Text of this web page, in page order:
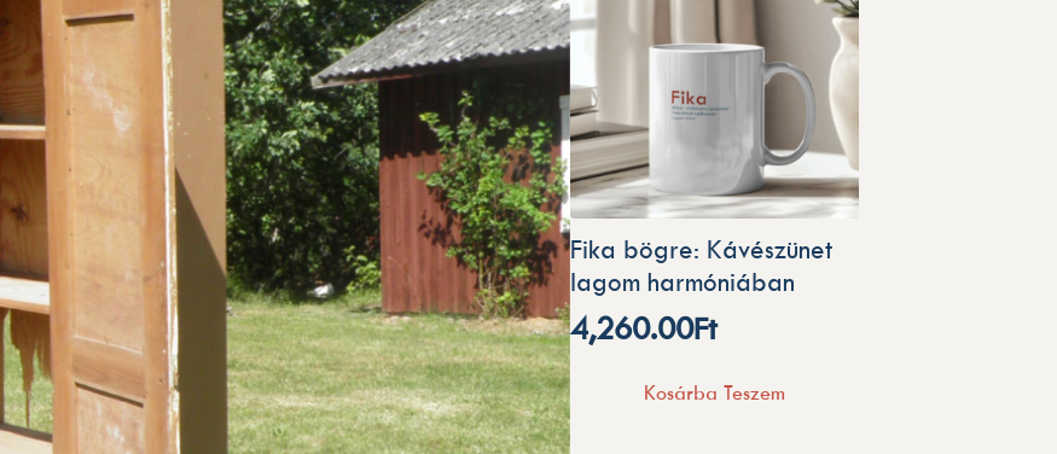
Fika bögre: Kávészünet
lagom harmóniában
4,260.00Ft
Kosárba Teszem